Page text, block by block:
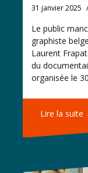
31 janvier 2025
Le public
graphiste
Laurent
du
organisée le
Lire la suite